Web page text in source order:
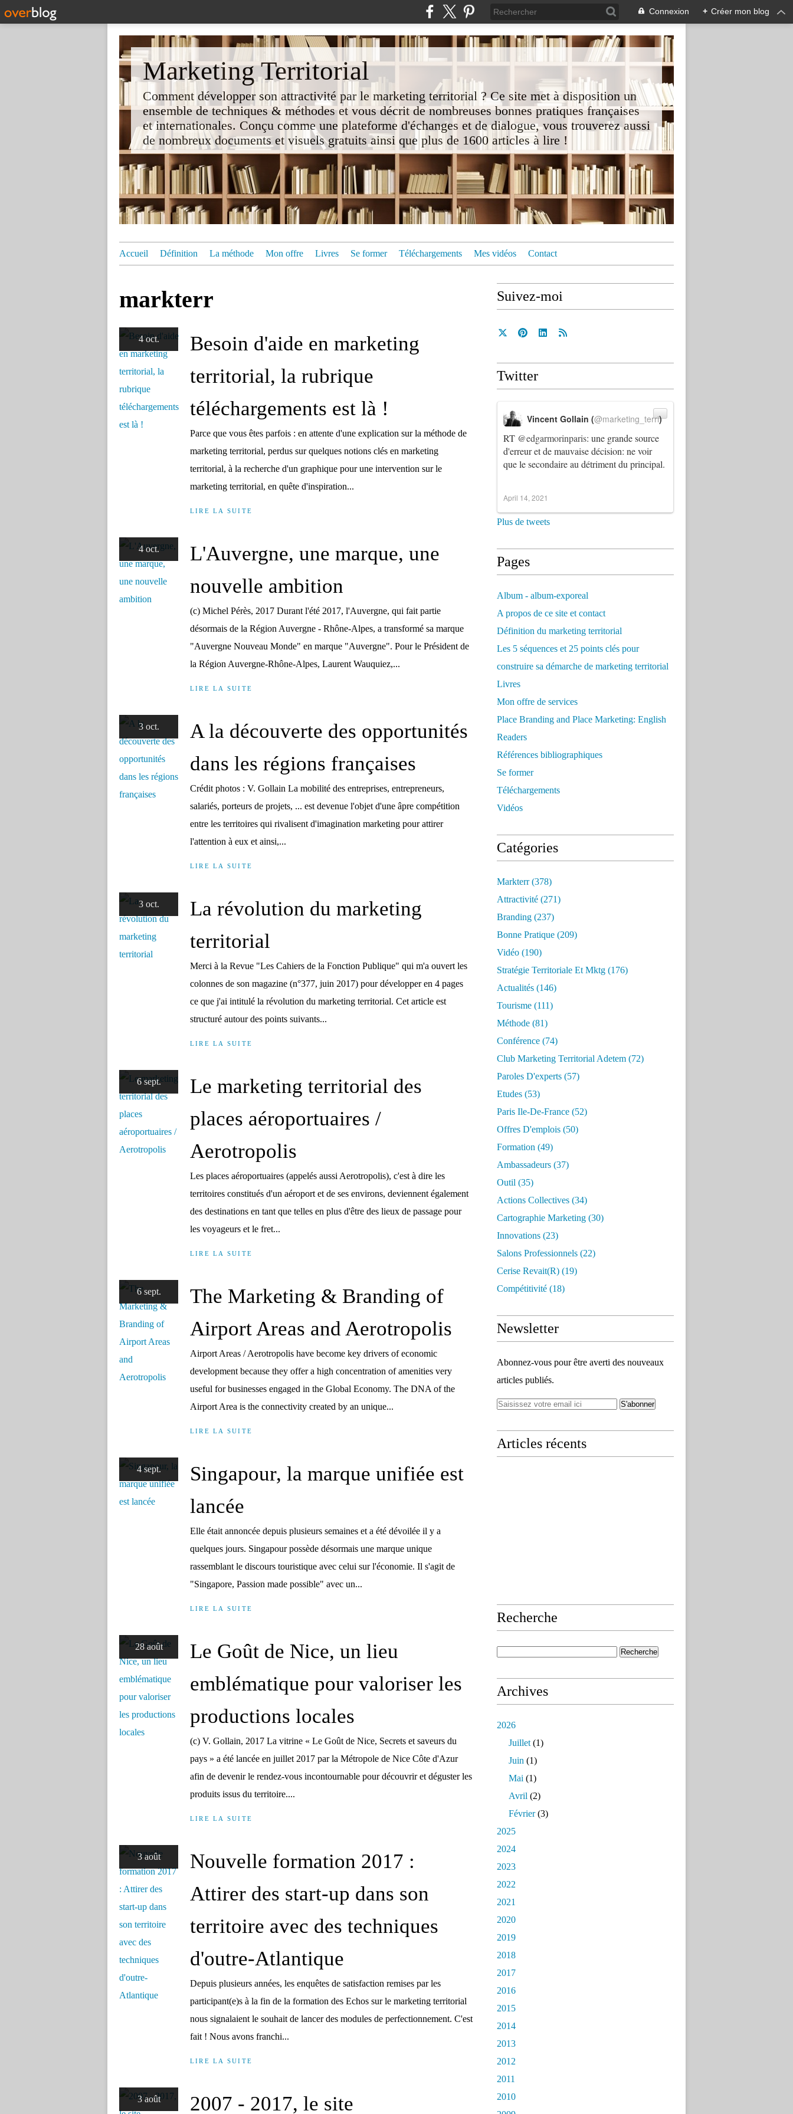
Connexion + Créer mon blog
Marketing Territorial
Comment développer son attractivité par le marketing territorial ? Ce site met à disposition un
ensemble de techniques & méthodes et vous décrit de nombreuses bonnes pratiques françaises
et internationales. Conçu comme une plateforme d'échanges et de dialogue, vous trouverez aussi
de nombreux documents et visuels gratuits ainsi que plus de 1600 articles à lire !
Accueil Définition La méthode Mon offre Livres Se former Téléchargements Mes vidéos Contact
markterr
4 oct.
Besoin d'aide en marketing
territorial, la rubrique
téléchargements est là !
Parce que vous êtes parfois : en attente d'une explication sur la méthode de
marketing territorial, perdus sur quelques notions clés en marketing
territorial, à la recherche d'un graphique pour une intervention sur le
marketing territorial, en quête d'inspiration...
LIRE LA SUITE
4 oct.
L'Auvergne, une marque, une
nouvelle ambition
(c) Michel Pérès, 2017 Durant l'été 2017, l'Auvergne, qui fait partie
désormais de la Région Auvergne - Rhône-Alpes, a transformé sa marque
"Auvergne Nouveau Monde" en marque "Auvergne". Pour le Président de
la Région Auvergne-Rhône-Alpes, Laurent Wauquiez,...
LIRE LA SUITE
3 oct.
A la découverte des opportunités
dans les régions françaises
Crédit photos : V. Gollain La mobilité des entreprises, entrepreneurs,
salariés, porteurs de projets, ... est devenue l'objet d'une âpre compétition
entre les territoires qui rivalisent d'imagination marketing pour attirer
l'attention à eux et ainsi,...
LIRE LA SUITE
3 oct.
La révolution du marketing
territorial
Merci à la Revue "Les Cahiers de la Fonction Publique" qui m'a ouvert les
colonnes de son magazine (n°377, juin 2017) pour développer en 4 pages
ce que j'ai intitulé la révolution du marketing territorial. Cet article est
structuré autour des points suivants...
LIRE LA SUITE
6 sept.
Le marketing territorial des
places aéroportuaires /
Aerotropolis
Les places aéroportuaires (appelés aussi Aerotropolis), c'est à dire les
territoires constitués d'un aéroport et de ses environs, deviennent également
des destinations en tant que telles en plus d'être des lieux de passage pour
les voyageurs et le fret...
LIRE LA SUITE
6 sept.
The Marketing & Branding of
Airport Areas and Aerotropolis
Airport Areas / Aerotropolis have become key drivers of economic
development because they offer a high concentration of amenities very
useful for businesses engaged in the Global Economy. The DNA of the
Airport Area is the connectivity created by an unique...
LIRE LA SUITE
4 sept.
Singapour, la marque unifiée est
lancée
Elle était annoncée depuis plusieurs semaines et a été dévoilée il y a
quelques jours. Singapour possède désormais une marque unique
rassemblant le discours touristique avec celui sur l'économie. Il s'agit de
"Singapore, Passion made possible" avec un...
LIRE LA SUITE
28 août
Le Goût de Nice, un lieu
emblématique pour valoriser les
productions locales
(c) V. Gollain, 2017 La vitrine « Le Goût de Nice, Secrets et saveurs du
pays » a été lancée en juillet 2017 par la Métropole de Nice Côte d'Azur
afin de devenir le rendez-vous incontournable pour découvrir et déguster les
produits issus du territoire....
LIRE LA SUITE
3 août
Nouvelle formation 2017 :
Attirer des start-up dans son
territoire avec des techniques
d'outre-Atlantique
Depuis plusieurs années, les enquêtes de satisfaction remises par les
participant(e)s à la fin de la formation des Echos sur le marketing territorial
nous signalaient le souhait de lancer des modules de perfectionnement. C'est
fait ! Nous avons franchi...
LIRE LA SUITE
3 août 2007 - 2017, le site
Suivez-moi
Twitter
RT @edgarmorinparis: une grande source
d'erreur et de mauvaise décision: ne voir
que le secondaire au détriment du principal.
Vincent Gollain (@marketing_terri)
April 14, 2021
Plus de tweets
Pages
Album - album-exporeal
A propos de ce site et contact
Définition du marketing territorial
Les 5 séquences et 25 points clés pour
construire sa démarche de marketing territorial
Livres
Mon offre de services
Place Branding and Place Marketing: English
Readers
Références bibliographiques
Se former
Téléchargements
Vidéos
Catégories
Markterr(378)
Attractivité (271)
Branding (237)
Bonne Pratique (209)
Vidéo (190)
Stratégie Territoriale Et Mktg (176)
Actualités (146)
Tourisme (111)
Méthode (81)
Conférence (74)
Club Marketing Territorial Adetem (72)
Paroles D'experts (57)
Etudes (53)
Paris Ile-De-France (52)
Offres D'emplois (50)
Formation (49)
Ambassadeurs (37)
Outil (35)
Actions Collectives (34)
Cartographie Marketing (30)
Innovations (23)
Salons Professionnels (22)
Cerise Revait(r) (19)
Compétitivité (18)
Newsletter
Abonnez-vous pour être averti des nouveaux
articles publiés.
Articles récents
Recherche
Archives
2026
Juillet (1)
Juin (1)
Mai (1)
Avril (2)
Février(3)
2025
2024
2023
2022
2021
2020
2019
2018
2017
2016
2015
2014
2013
2012
2011
2010